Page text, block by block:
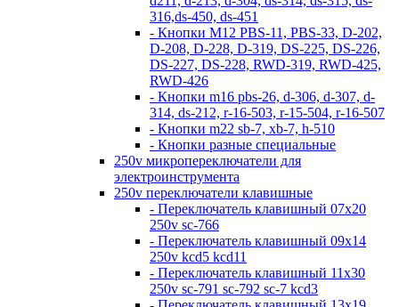
316,ds-450, ds-451
- Кнопки M12 PBS-11, PBS-33, D-202,
D-208, D-228, D-319, DS-225, DS-226,
DS-227, DS-228, RWD-319, RWD-425,
RWD-426
- Кнопки m16 pbs-26, d-306, d-307, d-
314, ds-212, r-16-503, r-15-504, r-16-507
- Кнопки m22 sb-7, xb-7, h-510
- Кнопки разные специальные
250v микропереключатели для
электроинструмента
250v переключатели клавишные
- Переключатель клавишный 07х20
250v sc-766
- Переключатель клавишный 09х14
250v kcd5 kcd11
- Переключатель клавишный 11х30
250v sc-791 sc-792 sc-7 kcd3